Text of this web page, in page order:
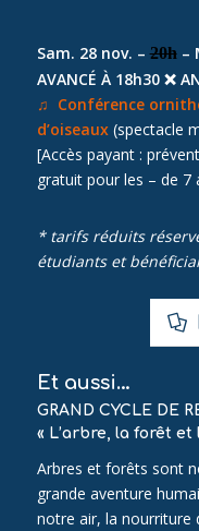
Sam. 28 nov. –20h–
AVANCÉ À 18h30 ❌
♫ Conférence
d’oiseaux (spectacle
[Accès payant :
gratuit pour les – de 7
* tarifs réduits
étudiants et
Et aussi…
GRAND CYCLE DE
« L’arbre, la forêt et
Arbres et forêts sont
grande aventure
notre air, la nourriture